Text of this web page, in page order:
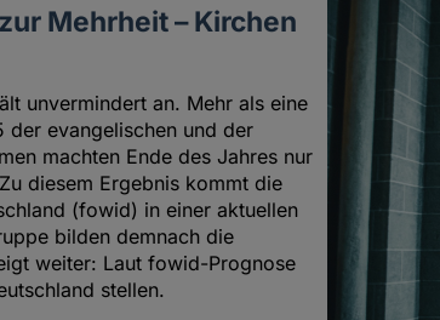
Mehrheit – Kirchen
unvermindert an. Mehr als eine
der evangelischen und der
machten Ende des Jahres nur
diesem Ergebnis kommt die
(fowid) in einer aktuellen
bilden demnach die
weiter: Laut fowid-Prognose
stellen.